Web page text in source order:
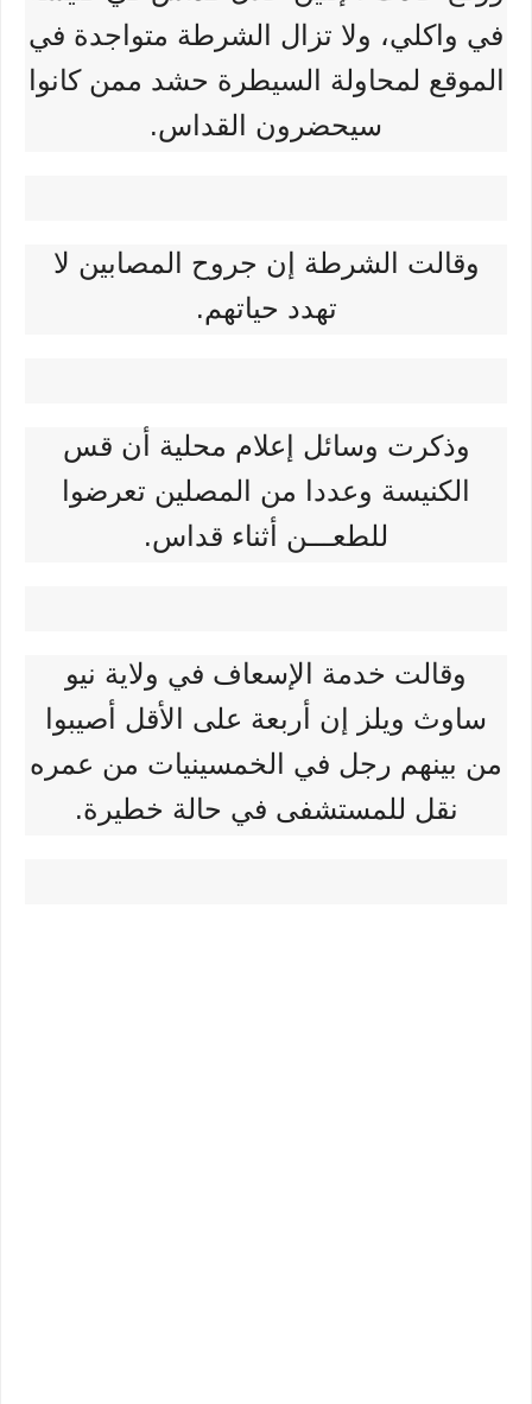
في واكلي، ولا تزال الشرطة متواجدة في
الموقع لمحاولة السيطرة حشد ممن كانوا
سيحضرون القداس.
وقالت الشرطة إن جروح المصابين لا
تهدد حياتهم.
وذكرت وسائل إعلام محلية أن قس
الكنيسة وعددا من المصلين تعرضوا
للطعـــن أثناء قداس.
وقالت خدمة الإسعاف في ولاية نيو
ساوث ويلز إن أربعة على الأقل أصيبوا
من بينهم رجل في الخمسينيات من عمره
نقل للمستشفى في حالة خطيرة.